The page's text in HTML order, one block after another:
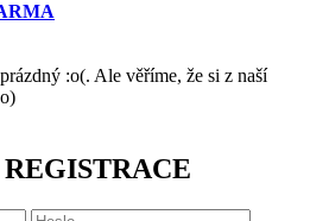
:o(. Ale věříme, že si z naší